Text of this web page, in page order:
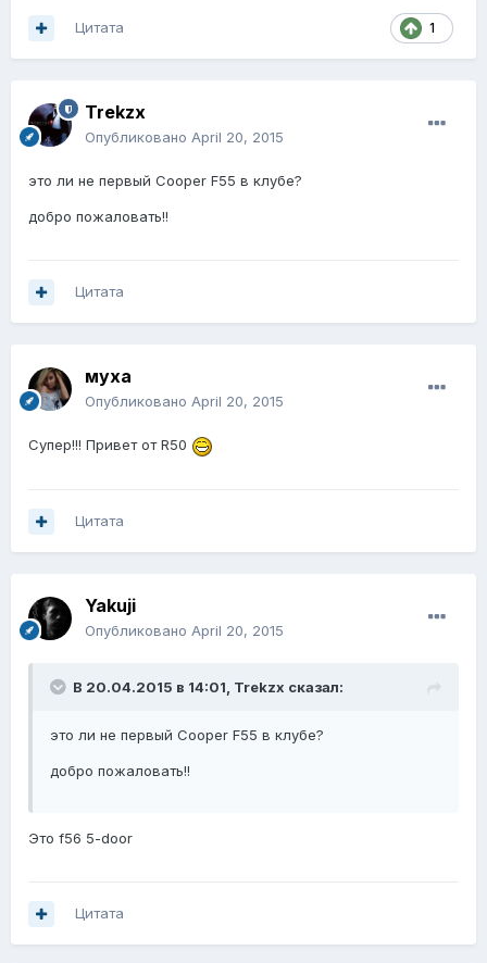
1
Цитата
Trekzx
Опубликовано April 20, 2015
это ли не первый Cooper F55 в клубе?
добро пожаловать!!
Цитата
муха
Опубликовано April 20, 2015
Супер!!! Привет от R50
Цитата
Yakuji
Опубликовано April 20, 2015
В 20.04.2015 в 14:01, Trekzx сказал:
это ли не первый Cooper F55 в клубе?
добро пожаловать!!
Это f56 5-door
Цитата